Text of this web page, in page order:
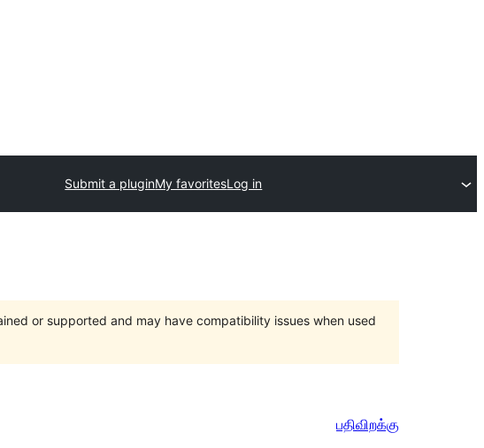
Submit a pluginMy favoritesLog in
or supported and may have compatibility issues when used
பதிவிறக்கு